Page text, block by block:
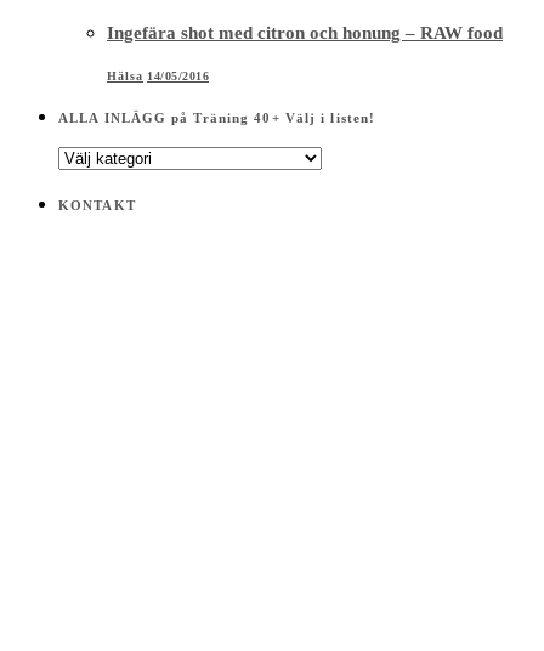
Ingefära shot med citron och honung – RAW food
Hälsa 14/05/2016
ALLA INLÄGG på Träning 40+ Välj i listen!
ALLA
på
KONTAKT